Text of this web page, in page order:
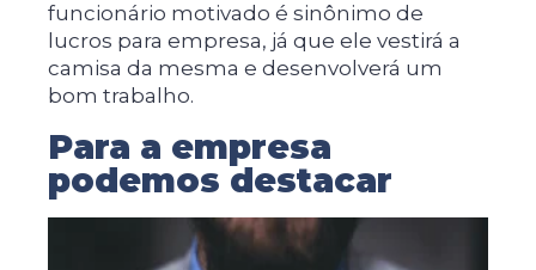
funcionário motivado é sinônimo de
lucros para empresa, já que ele vestirá a
camisa da mesma e desenvolverá um
bom trabalho.
Para a empresa
podemos destacar